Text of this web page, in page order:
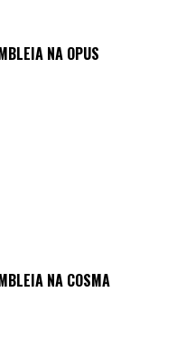
NA OPUS
NA COSMA